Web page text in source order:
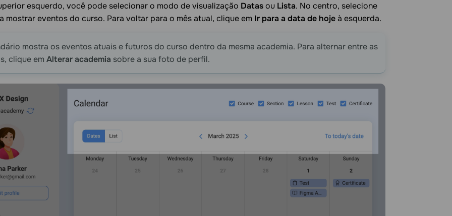
esquerdo, você pode selecionar o modo de visualização Datasou Lista. No centro, selecione
mostrar eventos do curso. Para voltar para o mês atual, clique em Ir para a data de hojeà esquerda.
mostra os eventos atuais e futuros do curso dentro da mesma academia. Para alternar entre as
clique em Alterar academia sobre a sua foto de perfil.